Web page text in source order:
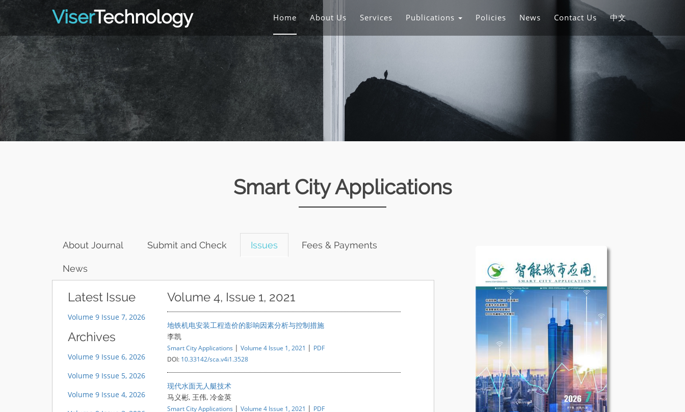
ViserTechnology Home About Us Services Publications Policies News Contact Us 中文
Smart City Applications
About Journal Submit and Check Issues Fees & Payments
News
Latest Issue
Volume 9 Issue 7, 2026
Archives
Volume 9 Issue 6, 2026
Volume 9 Issue 5, 2026
Volume 9 Issue 4, 2026
Volume 4, Issue 1, 2021
地铁机电安装工程造价的影响因素分析与控制措施
李凯
Smart City Applications | Volume 4 Issue 1, 2021 | PDF
DOI: 10.33142/sca.v4i1.3528
现代水面无人艇技术
马义彬, 王伟, 冷金英
Smart City Applications | Volume 4 Issue 1, 2021 | PDF